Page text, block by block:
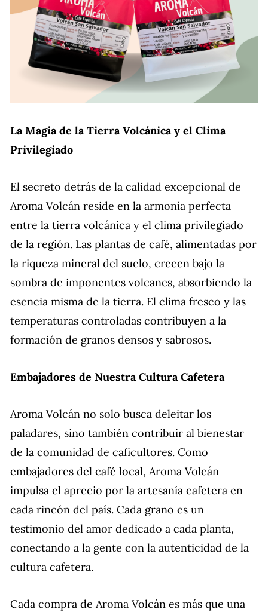
La Magia de la Tierra Volcánica y el Clima
Privilegiado
El secreto detrás de la calidad excepcional de
Aroma Volcán reside en la armonía perfecta
entre la tierra volcánica y el clima privilegiado
de la región. Las plantas de café, alimentadas por
la riqueza mineral del suelo, crecen bajo la
sombra de imponentes volcanes, absorbiendo la
esencia misma de la tierra. El clima fresco y las
temperaturas controladas contribuyen a la
formación de granos densos y sabrosos.
Embajadores de Nuestra Cultura Cafetera
Aroma Volcán no solo busca deleitar los
paladares, sino también contribuir al bienestar
de la comunidad de caficultores. Como
embajadores del café local, Aroma Volcán
impulsa el aprecio por la artesanía cafetera en
cada rincón del país. Cada grano es un
testimonio del amor dedicado a cada planta,
conectando a la gente con la autenticidad de la
cultura cafetera.
Cada compra de Aroma Volcán es más que una